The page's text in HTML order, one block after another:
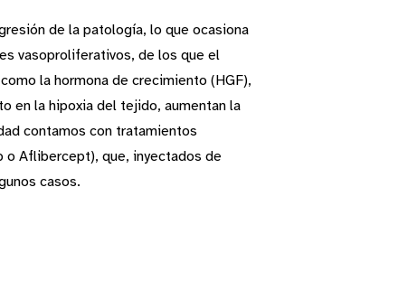
de la patología, lo que ocasiona
vasoproliferativos, de los que el
la hormona de crecimiento (HGF),
en la hipoxia del tejido, aumentan la
contamos con tratamientos
o Aflibercept), que, inyectados de
casos.